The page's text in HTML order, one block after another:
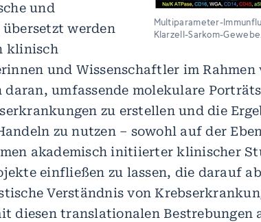
Multiparameter-
Klarzell-Sarkom-
und
werden
klinisch
und Wissenschaftler im Rahmen
umfassende molekulare
zu erstellen und die
zu nutzen – sowohl auf der
akademisch initiierter klinischer
einfließen zu lassen, die darauf
Verständnis von
diesen translationalen Bestrebungen